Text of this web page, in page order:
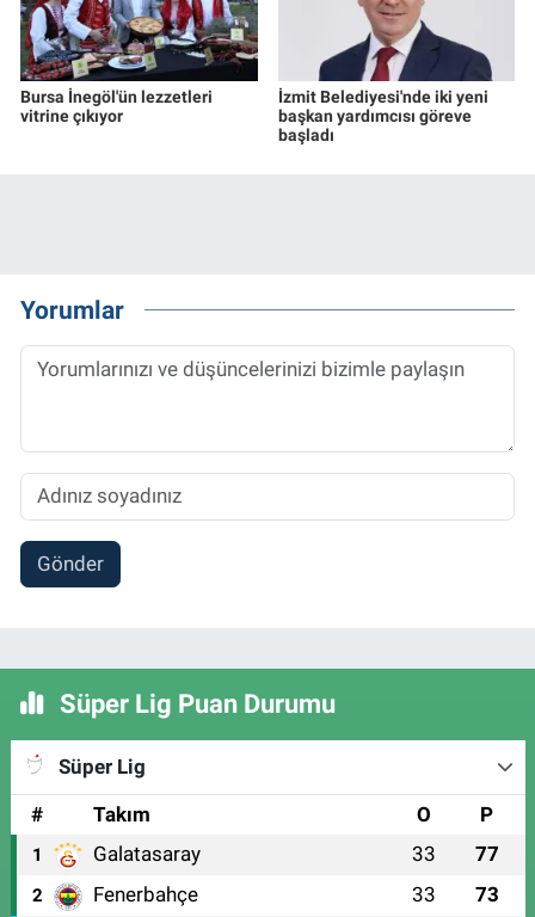
Bursa İnegöl'ün lezzetleri
vitrine çıkıyor
İzmit Belediyesi'nde iki yeni
başkan yardımcısı göreve
başladı
Yorumlar
Gönder
Süper Lig Puan Durumu
Süper Lig
#
Takım O P
1 Galatasaray 33 77
2 Fenerbahçe 33 73